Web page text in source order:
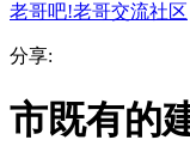
老哥吧!老哥交流社区
分享:
市既有的